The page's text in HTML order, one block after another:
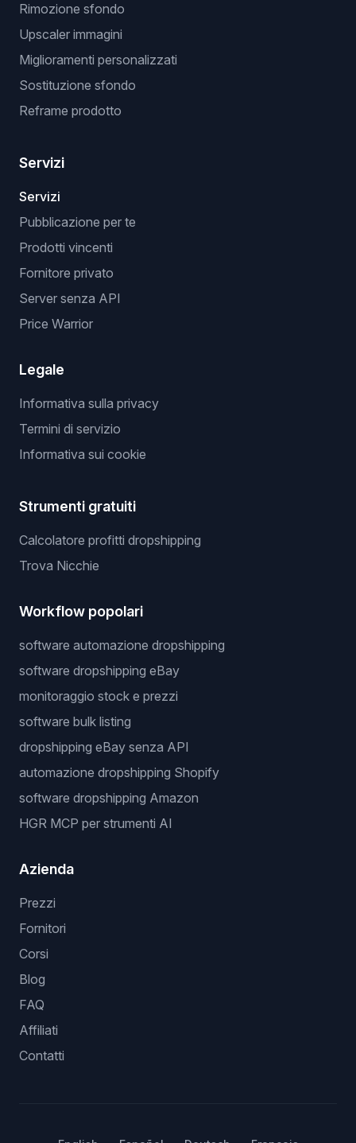
Rimozione sfondo
Upscaler immagini
Miglioramenti personalizzati
Sostituzione sfondo
Reframe prodotto
Servizi
Servizi
Pubblicazione per te
Prodotti vincenti
Fornitore privato
Server senza API
Price Warrior
Legale
Informativa sulla privacy
Termini di servizio
Informativa sui cookie
Strumenti gratuiti
Calcolatore profitti dropshipping
Trova Nicchie
Workflow popolari
software automazione dropshipping
software dropshipping eBay
monitoraggio stock e prezzi
software bulk listing
dropshipping eBay senza API
automazione dropshipping Shopify
software dropshipping Amazon
HGR MCP per strumenti AI
Azienda
Prezzi
Fornitori
Corsi
Blog
FAQ
Affiliati
Contatti